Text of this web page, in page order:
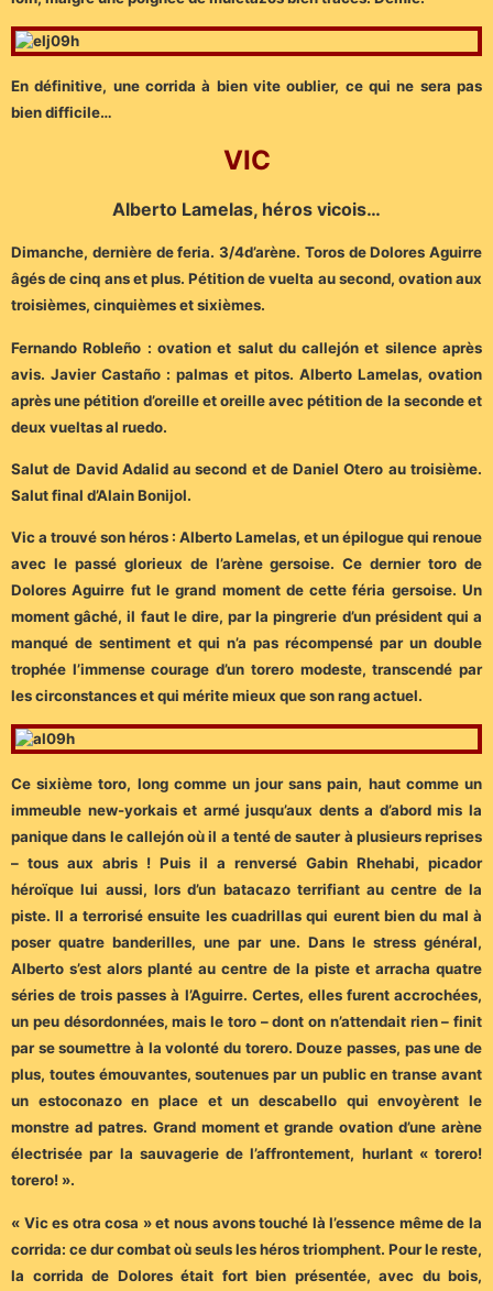
En définitive, une corrida à bien vite oublier, ce qui ne sera pas
bien difficile…
VIC
Alberto Lamelas, héros vicois…
Dimanche, dernière de feria. 3/4d’arène. Toros de Dolores Aguirre
âgés de cinq ans et plus. Pétition de vuelta au second, ovation aux
troisièmes, cinquièmes et sixièmes.
Fernando Robleño : ovation et salut du callejón et silence après
avis. Javier Castaño : palmas et pitos. Alberto Lamelas, ovation
après une pétition d’oreille et oreille avec pétition de la seconde et
deux vueltas al ruedo.
Salut de David Adalid au second et de Daniel Otero au troisième.
Salut final d’Alain Bonijol.
Vic a trouvé son héros : Alberto Lamelas, et un épilogue qui renoue
avec le passé glorieux de l’arène gersoise. Ce dernier toro de
Dolores Aguirre fut le grand moment de cette féria gersoise. Un
moment gâché, il faut le dire, par la pingrerie d’un président qui a
manqué de sentiment et qui n’a pas récompensé par un double
trophée l’immense courage d’un torero modeste, transcendé par
les circonstances et qui mérite mieux que son rang actuel.
Ce sixième toro, long comme un jour sans pain, haut comme un
immeuble new-yorkais et armé jusqu’aux dents a d’abord mis la
panique dans le callejón où il a tenté de sauter à plusieurs reprises
– tous aux abris ! Puis il a renversé Gabin Rhehabi, picador
héroïque lui aussi, lors d’un batacazo terrifiant au centre de la
piste. Il a terrorisé ensuite les cuadrillas qui eurent bien du mal à
poser quatre banderilles, une par une. Dans le stress général,
Alberto s’est alors planté au centre de la piste et arracha quatre
séries de trois passes à l’Aguirre. Certes, elles furent accrochées,
un peu désordonnées, mais le toro – dont on n’attendait rien – finit
par se soumettre à la volonté du torero. Douze passes, pas une de
plus, toutes émouvantes, soutenues par un public en transe avant
un estoconazo en place et un descabello qui envoyèrent le
monstre ad patres. Grand moment et grande ovation d’une arène
électrisée par la sauvagerie de l’affrontement, hurlant « torero!
torero! ».
« Vic es otra cosa » et nous avons touché là l’essence même de la
corrida: ce dur combat où seuls les héros triomphent. Pour le reste,
la corrida de Dolores était fort bien présentée, avec du bois,